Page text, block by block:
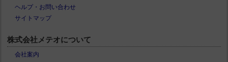
ヘルプ・お問い合わせ
サイトマップ
株式会社メテオについて
会社案内